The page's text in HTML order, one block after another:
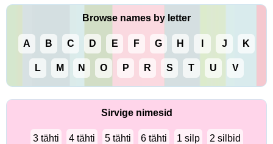
Browse names by letter
A B C D E F G H J K
L M N O P R S T U V
Sirvige nimesid
3 tähti 4 tähti 5 tähti 6 tähti 1 silp 2 silbid